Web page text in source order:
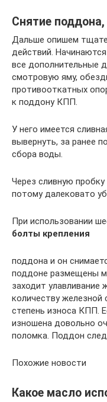
Снятие
Дальше опишем
действий.
все дополнительные
смотровую яму,
противооткатных
к поддону КПП.
У него имеется
вывернуть, за ранее
сбора воды.
Через сливную
потому далековато
При использовании
болты крепления
поддона и он
поддоне размещены
заходит улавливание
количеству железной
степень износа КПП.
изношена довольно
поломка. Поддон
Похожие новости
Какое масло